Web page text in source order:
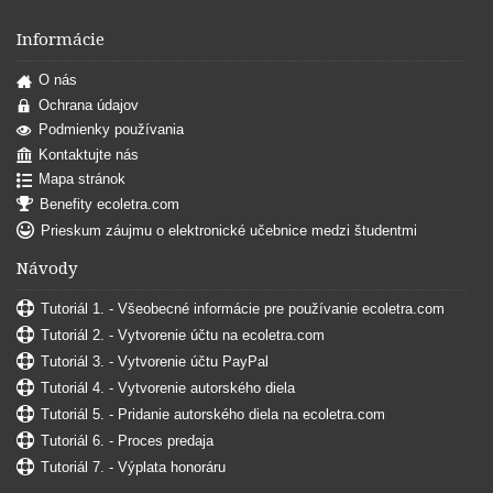
Informácie
O nás
Ochrana údajov
Podmienky používania
Kontaktujte nás
Mapa stránok
Benefity ecoletra.com
Prieskum záujmu o elektronické učebnice medzi študentmi
Návody
Tutoriál 1. - Všeobecné informácie pre používanie ecoletra.com
Tutoriál 2. - Vytvorenie účtu na ecoletra.com
Tutoriál 3. - Vytvorenie účtu PayPal
Tutoriál 4. - Vytvorenie autorského diela
Tutoriál 5. - Pridanie autorského diela na ecoletra.com
Tutoriál 6. - Proces predaja
Tutoriál 7. - Výplata honoráru